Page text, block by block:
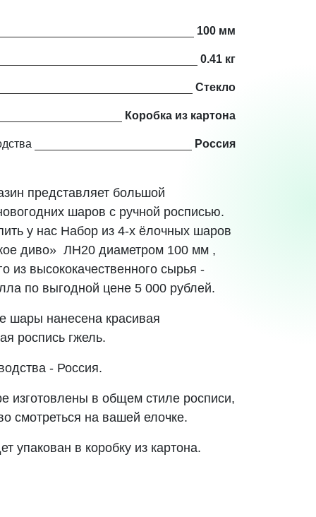
100 мм
0.41 кг
Стекло
Коробка из картона
Россия
представляет большой
шаров с ручной росписью.
у нас Набор из 4-х ёлочных шаров
диво» ЛН20 диаметром 100 мм ,
из высококачественного сырья -
по выгодной цене 5 000 рублей.
шары нанесена красивая
роспись гжель.
- Россия.
изготовлены в общем стиле росписи,
смотреться на вашей елочке.
упакован в коробку из картона.